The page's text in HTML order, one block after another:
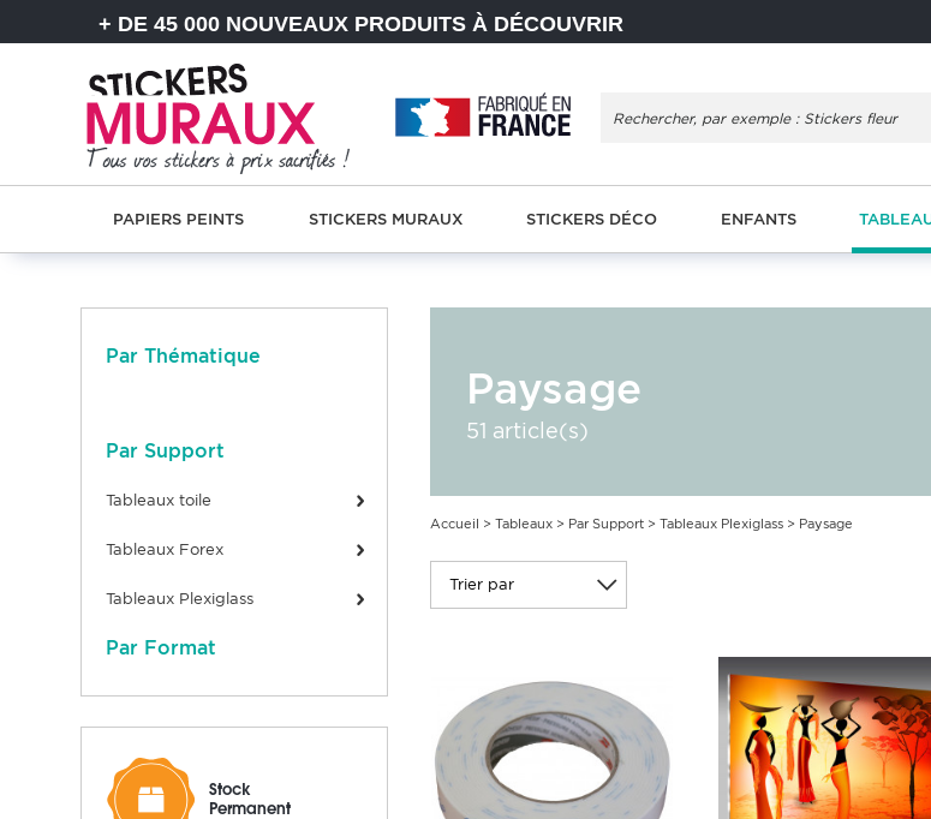
+ DE 45 000 NOUVEAUX PRODUITS À DÉCOUVRIR
PAPIERS PEINTS STICKERS MURAUX STICKERS DÉCO ENFANTS
Par Thématique
Par Support
tableaux toile
Tableaux Forex
Tableaux Plexiglass
Par Format
Stock
Permanent
Paysage
51 article(s)
Accueil >Tableaux > Par Support >Tableaux Plexiglass > Paysage